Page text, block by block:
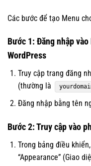
Các bước để tạo Menu
Bước 1: Đăng nhập
WordPress
Truy cập trang đăng
(thường là
Đăng nhập bằng tên
Bước 2: Truy cập vào
Trong bảng điều
“Appearance” (Giao